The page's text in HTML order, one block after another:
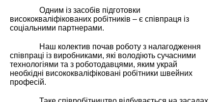
Одним із засобів підготовки
висококваліфікованих робітників – є співпраця із
соціальними партнерами.
Наш колектив почав роботу з налагодження
співпраці із виробниками, які володіють сучасними
технологіями та з роботодавцями, яким украй
необхідні висококваліфіковані робітники швейних
професій.